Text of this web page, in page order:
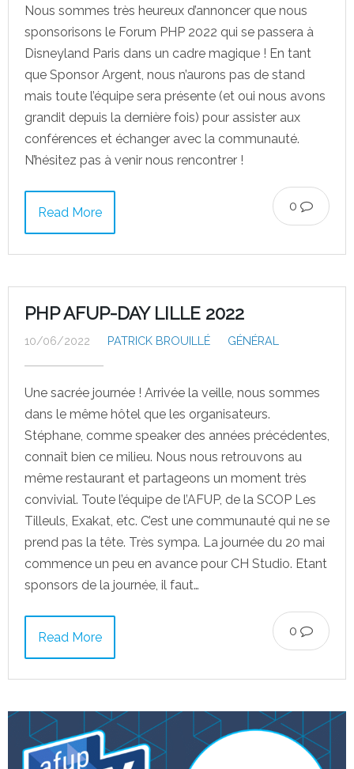
Nous sommes très heureux d’annoncer que nous
sponsorisons le Forum PHP 2022 qui se passera à
Disneyland Paris dans un cadre magique ! En tant
que Sponsor Argent, nous n’aurons pas de stand
mais toute l’équipe sera présente (et oui nous avons
grandit depuis la dernière fois) pour assister aux
conférences et échanger avec la communauté.
N’hésitez pas à venir nous rencontrer !
0
Read More
PHP AFUP-DAY LILLE 2022
10/06/2022 PATRICK BROUILLÉ GÉNÉRAL
Une sacrée journée ! Arrivée la veille, nous sommes
dans le même hôtel que les organisateurs.
Stéphane, comme speaker des années précédentes,
connaît bien ce milieu. Nous nous retrouvons au
même restaurant et partageons un moment très
convivial. Toute l’équipe de l’AFUP, de la SCOP Les
Tilleuls, Exakat, etc. C’est une communauté qui ne se
prend pas la tête. Très sympa. La journée du 20 mai
commence un peu en avance pour CH Studio. Etant
sponsors de la journée, il faut…
0
Read More